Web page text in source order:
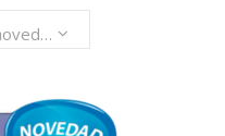
Ordenar por novedades